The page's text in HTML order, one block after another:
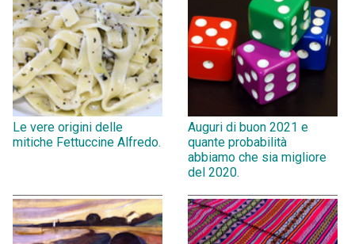
Le vere origini delle
mitiche Fettuccine Alfredo.
Auguri di buon 2021 e
quante probabilità
abbiamo che sia migliore
del 2020.